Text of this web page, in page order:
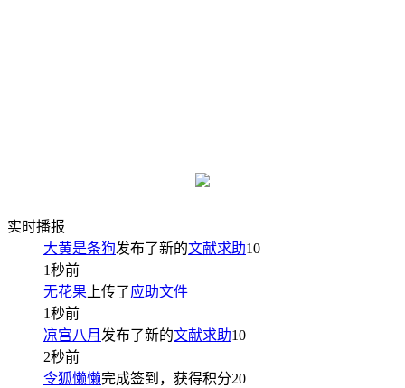
实时播报
大黄是条狗发布了新的文献求助10
1秒前
无花果 上传了应助文件
1秒前
凉宫八月 发布了新的文献求助10
2秒前
令狐懒懒完成签到，获得积分20